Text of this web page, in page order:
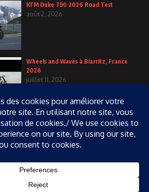
KTM Duke 790 2026 Road Test
août 2, 2026
Wheels and Waves à Biarritz, France
2026
juillet 11, 2026
juin 25, 2026